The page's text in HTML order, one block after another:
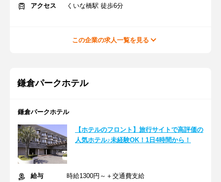
アクセス
くいな橋駅 徒歩6分
この企業の求人一覧を見る
鎌倉パークホテル
鎌倉パークホテル
【ホテルのフロント】旅行サイトで高評価の
人気ホテル♪未経験OK！1日4時間から！
給与
時給1300円～＋交通費支給